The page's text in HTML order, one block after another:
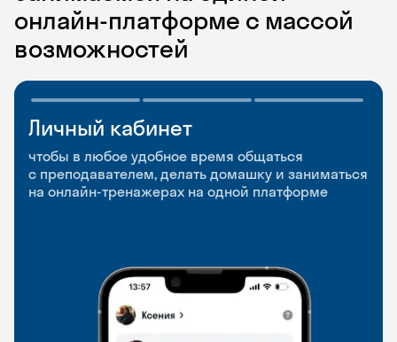
онлайн-платформе с массой
возможностей
Личный кабинет
чтобы в любое удобное время общаться
с преподавателем, делать домашку и заниматься
на онлайн-тренажерах на одной платформе
Мобильное
приложение
чтобы заниматься и изучать новые слова где
и когда удобно
Разговорные клубы
и Talks
Групповые занятия для разговорной практики
и индивидуальные встречи с преподавателями